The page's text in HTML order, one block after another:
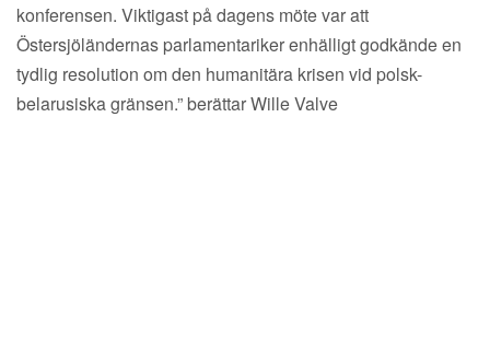
konferensen. Viktigast på dagens möte var att
Östersjöländernas parlamentariker enhälligt godkände en
tydlig resolution om den humanitära krisen vid polsk-
belarusiska gränsen.” berättar Wille Valve